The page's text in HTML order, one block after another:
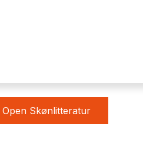
Open Skønlitteratur